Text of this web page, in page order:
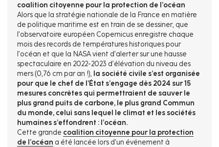
coalition citoyenne pour la protection de l’océan
Alors que la stratégie nationale de la France en matière
de politique maritime est en train de se dessiner, que
l’observatoire européen Copernicus enregistre chaque
mois des records de températures historiques pour
l’océan et que la NASA vient d’alerter sur une hausse
spectaculaire en 2022-2023 d’élévation du niveau des
mers (0,76 cm par an !), la société civile s’est organisée
pour que le chef de l’État s’engage dès 2024 sur 15
mesures concrètes qui permettraient de sauver le
plus grand puits de carbone, le plus grand Commun
du monde, celui sans lequel le climat et les sociétés
humaines s’effondrent : l’océan.
Cette grande coalition citoyenne pour la protection
de l’océan a été lancée lors d’un événement à